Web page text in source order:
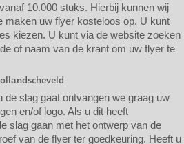
10.000 stuks. Hierbij kunnen wij
maken uw flyer kosteloos op. U kunt
kiezen. U kunt via de website zoeken
of naam van de krant om uw flyer te
de slag gaat ontvangen we graag uw
en/of logo. Als u dit heeft
slag gaan met het ontwerp van de
van de flyer ter goedkeuring. Heeft u